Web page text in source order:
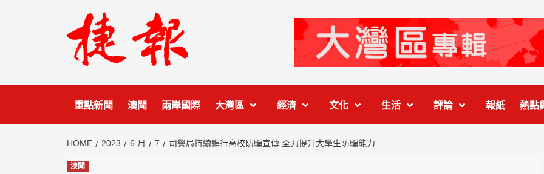
重點新聞 澳聞 兩岸國際 大灣區 經濟 文化 生活 評論 報紙 熱點
HOME 2023 6 月 7 司警局持續進行高校防騙宣傳 全力提升大學生防騙能力
澳聞